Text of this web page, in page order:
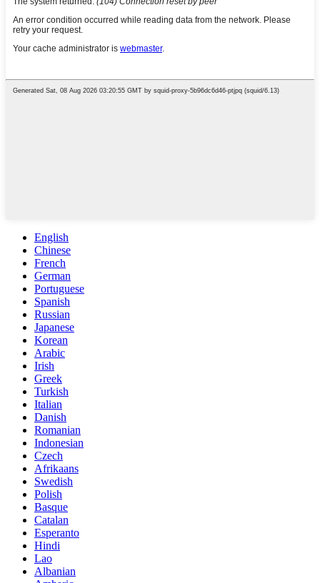
English
Chinese
French
German
Portuguese
Spanish
Russian
Japanese
Korean
Arabic
Irish
Greek
Turkish
Italian
Danish
Romanian
Indonesian
Czech
Afrikaans
Swedish
Polish
Basque
Catalan
Esperanto
Hindi
Lao
Albanian